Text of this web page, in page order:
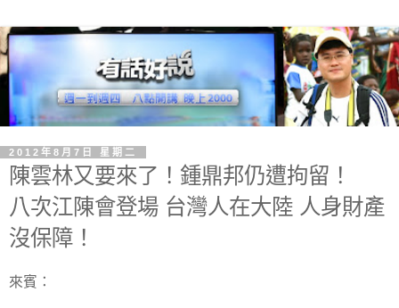
2012年8月7日 星期二
陳雲林又要來了！鍾鼎邦仍遭拘留！
八次江陳會登場 台灣人在大陸 人身財產
沒保障！
來賓：